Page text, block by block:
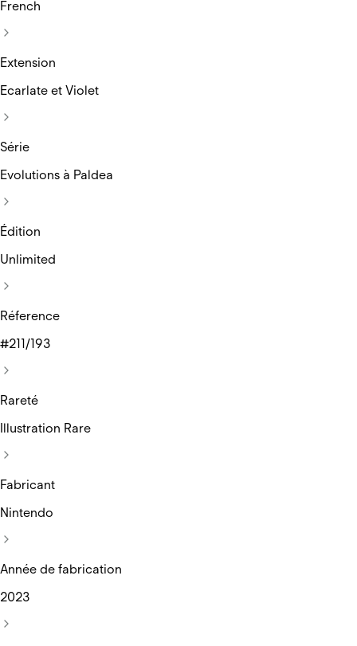
French
Extension
Ecarlate et Violet
Série
Evolutions à Paldea
Édition
Unlimited
Réference
#211/193
Rareté
Illustration Rare
Fabricant
Nintendo
Année de fabrication
2023